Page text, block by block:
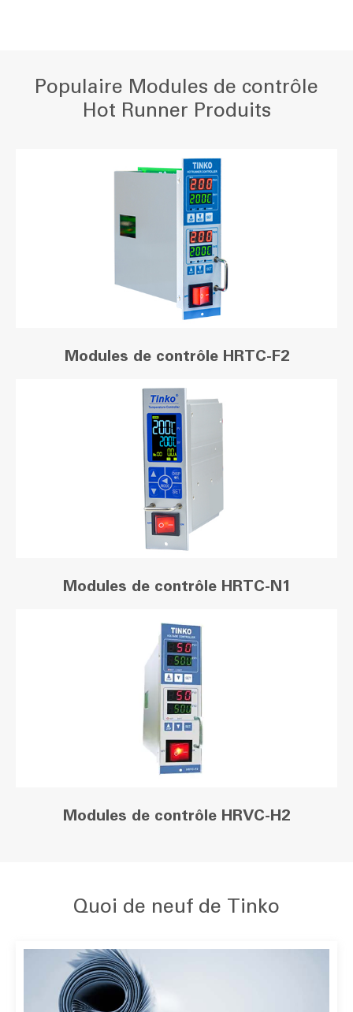
Populaire Modules de contrôle
Hot Runner Produits
Modules de contrôle HRTC-F2
Modules de contrôle HRTC-N1
Modules de contrôle HRVC-H2
Quoi de neuf de Tinko